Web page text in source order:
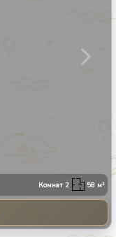
Комнат2 58 м²